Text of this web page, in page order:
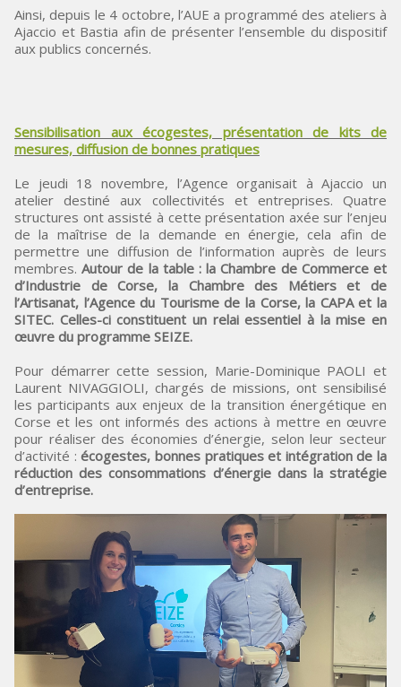
Ainsi, depuis le 4 octobre, l’AUE a programmé des ateliers à
Ajaccio et Bastia afin de présenter l’ensemble du dispositif
aux publics concernés.
Sensibilisation aux écogestes, présentation de kits de
mesures, diffusion de bonnes pratiques
Le jeudi 18 novembre, l’Agence organisait à Ajaccio un
atelier destiné aux collectivités et entreprises. Quatre
structures ont assisté à cette présentation axée sur l’enjeu
de la maîtrise de la demande en énergie, cela afin de
permettre une diffusion de l’information auprès de leurs
membres.Autour de la table : la Chambre de Commerce et
d’Industrie de Corse, la Chambre des Métiers et de
l’Artisanat, l’Agence du Tourisme de la Corse, la CAPA et la
SITEC. Celles-ci constituent un relai essentiel à la mise en
œuvre du programme SEIZE.
Pour démarrer cette session, Marie-Dominique PAOLI et
Laurent NIVAGGIOLI, chargés de missions, ont sensibilisé
les participants aux enjeux de la transition énergétique en
Corse et les ont informés des actions à mettre en œuvre
pour réaliser des économies d’énergie, selon leur secteur
d’activité :écogestes, bonnes pratiques et intégration de la
réduction des consommations d’énergie dans la stratégie
d’entreprise.